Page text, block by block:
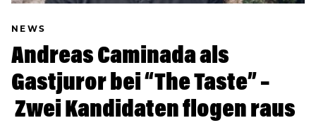
NEWS
Andreas Caminada als
Gastjuror bei “The Taste” –
Zwei Kandidaten flogen raus